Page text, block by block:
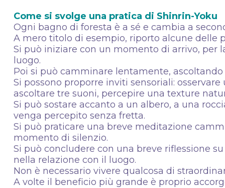
Come si svolge una pratica di Shinrin-Yoku
Ogni bagno di foresta è a sé e cambia a
A mero titolo di esempio, riporto alcune delle
Si può iniziare con un momento di arrivo,
luogo.
Poi si può camminare lentamente,
Si possono proporre inviti sensoriali:
ascoltare tre suoni, percepire una texture
Si può sostare accanto a un albero, a una
venga percepito senza fretta.
Si può praticare una breve meditazione
momento di silenzio.
Si può concludere con una breve riflessione
nella relazione con il luogo.
Non è necessario vivere qualcosa di
A volte il beneficio più grande è proprio